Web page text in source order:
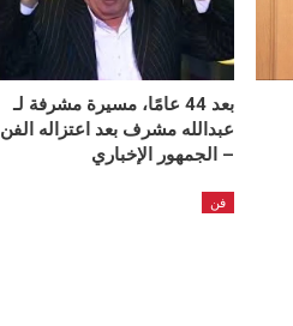
بعد 44 عامًا، مسيرة مشرفة لـ
عبدالله مشرف بعد اعتزاله الفن
– الجمهور الإخباري
فن